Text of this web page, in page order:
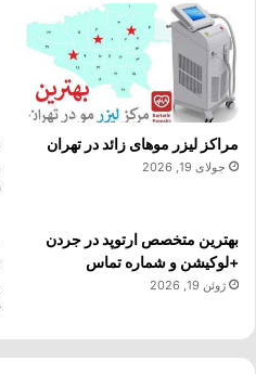
مراکز لیزر موهای زائد در تهران
جولای 19, 2026
بهترین متخصص ارتوپد در جردن
+لوکیشن و شماره تماس
ژوئن 19, 2026